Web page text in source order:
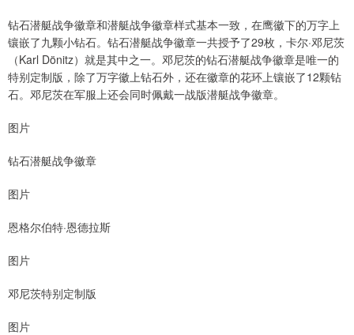
钻石潜艇战争徽章和潜艇战争徽章样式基本一致，在鹰徽下的万字上
镶嵌了九颗小钻石。钻石潜艇战争徽章一共授予了29枚，卡尔·邓尼茨
（Karl Dönitz）就是其中之一。邓尼茨的钻石潜艇战争徽章是唯一的
特别定制版，除了万字徽上钻石外，还在徽章的花环上镶嵌了12颗钻
石。邓尼茨在军服上还会同时佩戴一战版潜艇战争徽章。
图片
钻石潜艇战争徽章
图片
恩格尔伯特·恩德拉斯
图片
邓尼茨特别定制版
图片